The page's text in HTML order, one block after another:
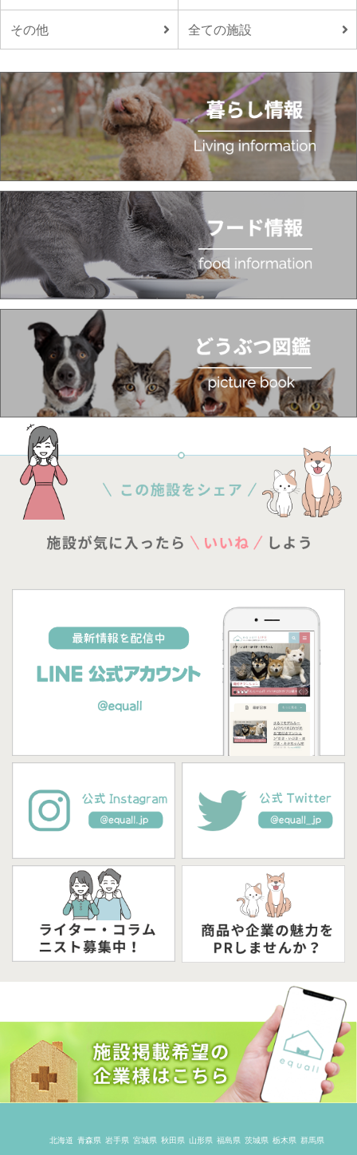
その他 全ての施設
北海道 青森県 岩手県 宮城県 秋田県 山形県 福島県 茨城県 栃木県 群馬県